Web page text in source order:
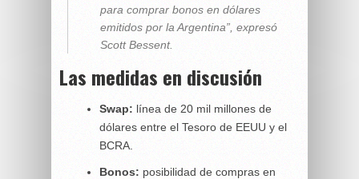
para comprar bonos en dólares
emitidos por la Argentina”, expresó
Scott Bessent.
Las medidas en discusión
Swap: línea de 20 mil millones de
dólares entre el Tesoro de EEUU y el
BCRA.
Bonos: posibilidad de compras en